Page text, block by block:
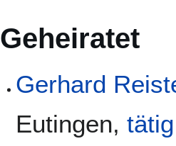
Geheiratet
Gerhard
Eutingen,